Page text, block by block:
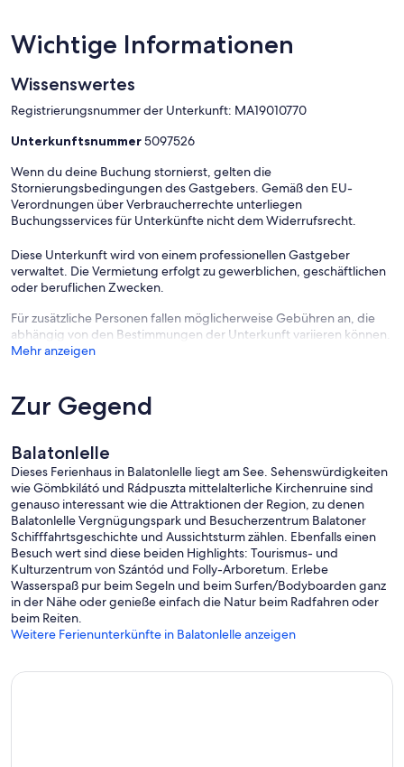
Wichtige Informationen
Wissenswertes
Registrierungsnummer der Unterkunft: MA19010770
Unterkunftsnummer5097526
Wenn du deine Buchung stornierst, gelten die
Stornierungsbedingungen des Gastgebers. Gemäß den EU-
Verordnungen über Verbraucherrechte unterliegen
Buchungsservices für Unterkünfte nicht dem Widerrufsrecht.
Diese Unterkunft wird von einem professionellen Gastgeber
verwaltet. Die Vermietung erfolgt zu gewerblichen, geschäftlichen
oder beruflichen Zwecken.
Für zusätzliche Personen fallen möglicherweise Gebühren an, die
abhängig von den Bestimmungen der Unterkunft variieren können.
Mehr anzeigen
Zur Gegend
Balatonlelle
Dieses Ferienhaus in Balatonlelle liegt am See. Sehenswürdigkeiten
wie Gömbkilátó und Rádpuszta mittelalterliche Kirchenruine sind
genauso interessant wie die Attraktionen der Region, zu denen
Balatonlelle Vergnügungspark und Besucherzentrum Balatoner
Schifffahrtsgeschichte und Aussichtsturm zählen. Ebenfalls einen
Besuch wert sind diese beiden Highlights: Tourismus- und
Kulturzentrum von Szántód und Folly-Arboretum. Erlebe
Wasserspaß pur beim Segeln und beim Surfen/Bodyboarden ganz
in der Nähe oder genieße einfach die Natur beim Radfahren oder
beim Reiten.
Weitere Ferienunterkünfte in Balatonlelle anzeigen